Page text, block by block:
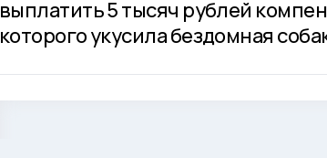
выплатить 5 тысяч рублей
которого укусила бездомная